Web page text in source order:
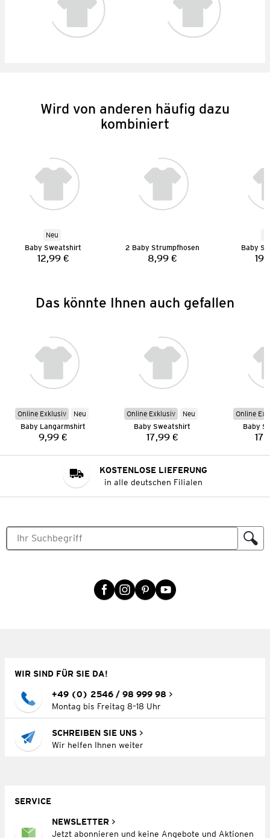
Wird von anderen häufig dazu
kombiniert
Neu
Baby Sweatshirt
Preis:
12,99 €
2 Baby Strumpfhosen
Preis:
8,99 €
Baby
Das könnte Ihnen auch gefallen
Online Exklusiv
Neu
Baby Langarmshirt
Preis:
9,99 €
Online Exklusiv
Neu
Baby Sweatshirt
Preis:
17,99 €
Online
Baby
KOSTENLOSE LIEFERUNG
in alle deutschen Filialen
WIR SIND FÜR SIE DA!
+49 (0) 2546 / 98 999 98
Montag bis Freitag 8–18 Uhr
SCHREIBEN SIE UNS
Wir helfen Ihnen weiter
SERVICE
NEWSLETTER
Jetzt abonnieren und keine Angebote und Aktionen